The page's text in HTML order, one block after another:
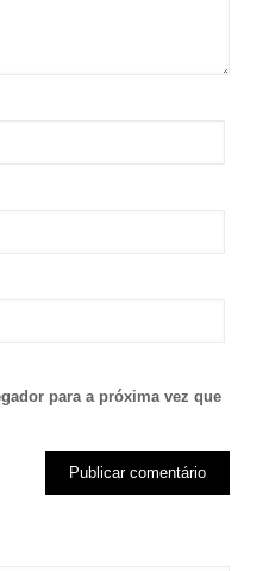
para a próxima vez que